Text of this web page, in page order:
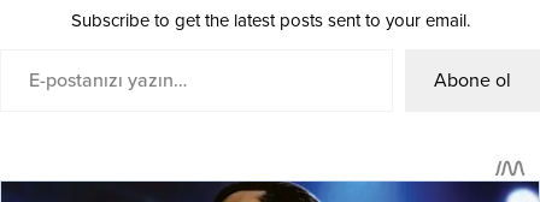
Subscribe to get the latest posts sent to your email.
Abone ol